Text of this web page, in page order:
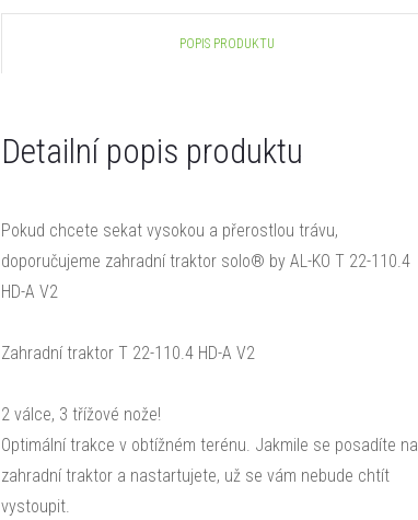
POPIS PRODUKTU
Detailní popis produktu
Pokud chcete sekat vysokou a přerostlou trávu,
doporučujeme zahradní traktor solo® by AL-KO T 22-110.4
HD-A V2
Zahradní traktor T 22-110.4 HD-A V2
2 válce, 3 třížové nože!
Optimální trakce v obtížném terénu. Jakmile se posadíte na
zahradní traktor a nastartujete, už se vám nebude chtít
vystoupit.